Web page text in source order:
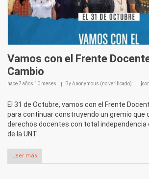
Vamos con el Frente
Cambio
hace 7 años 10 meses ByAnonymous (no verificado)
El 31 de Octubre, vamos con el Frente
para continuar construyendo un gremio que
derechos docentes con total independencia
de la UNT
Leer más